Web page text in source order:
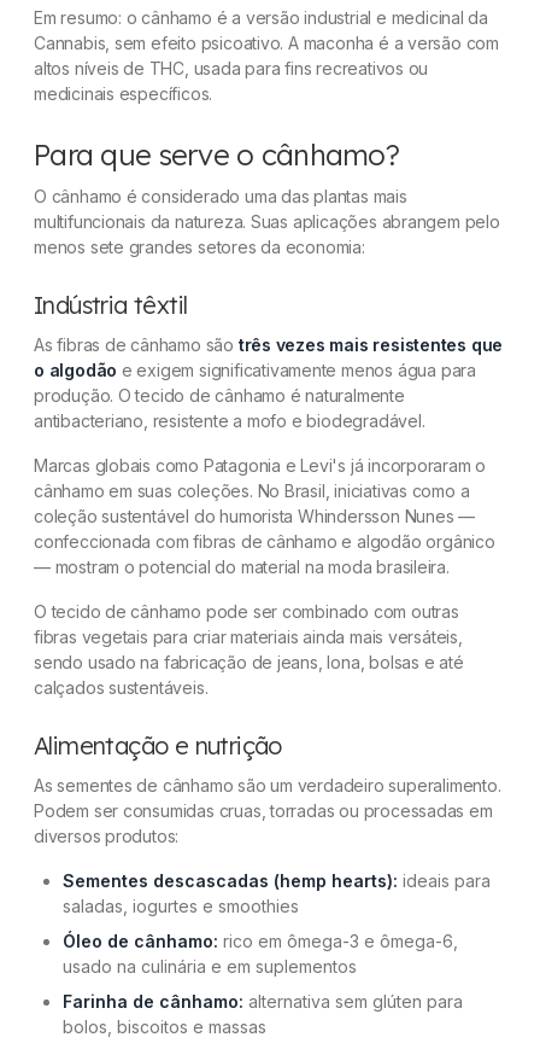
Em resumo: o cânhamo é a versão industrial e medicinal da
Cannabis, sem efeito psicoativo. A maconha é a versão com
altos níveis de THC, usada para fins recreativos ou
medicinais específicos.
Para que serve o cânhamo?
O cânhamo é considerado uma das plantas mais
multifuncionais da natureza. Suas aplicações abrangem pelo
menos sete grandes setores da economia:
Indústria têxtil
As fibras de cânhamo são três vezes mais resistentes que
o algodão e exigem significativamente menos água para
produção. O tecido de cânhamo é naturalmente
antibacteriano, resistente a mofo e biodegradável.
Marcas globais como Patagonia e Levi's já incorporaram o
cânhamo em suas coleções. No Brasil, iniciativas como a
coleção sustentável do humorista Whindersson Nunes —
confeccionada com fibras de cânhamo e algodão orgânico
— mostram o potencial do material na moda brasileira.
O tecido de cânhamo pode ser combinado com outras
fibras vegetais para criar materiais ainda mais versáteis,
sendo usado na fabricação de jeans, lona, bolsas e até
calçados sustentáveis.
Alimentação e nutrição
As sementes de cânhamo são um verdadeiro superalimento.
Podem ser consumidas cruas, torradas ou processadas em
diversos produtos:
Sementes descascadas (hemp hearts): ideais para
saladas, iogurtes e smoothies
Óleo de cânhamo: rico em ômega-3 e ômega-6,
usado na culinária e em suplementos
Farinha de cânhamo: alternativa sem glúten para
bolos, biscoitos e massas